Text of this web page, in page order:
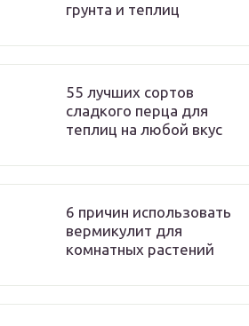
грунта и теплиц
55 лучших сортов
сладкого перца для
теплиц на любой вкус
6 причин использовать
вермикулит для
комнатных растений